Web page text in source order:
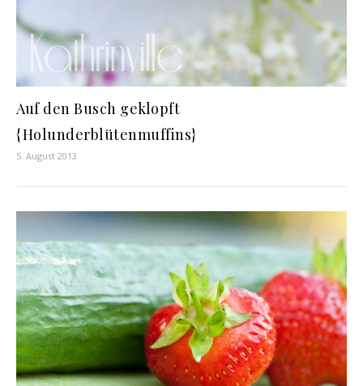
Auf den Busch geklopft
{Holunderblütenmuffins}
5. August 2013